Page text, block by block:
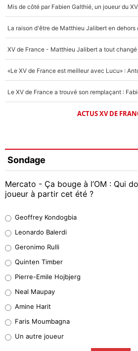
ACTUS XV DE
Sondage
Mercato - Ça bouge à l’OM : Qui
joueur à partir cet été ?
38%
32%
5%
1%
9%
Geoffrey Kondogbia
Leonardo Balerdi
Geronimo Rulli
Quinten Timber
Pierre-Emile Hojbjerg
Neal Maupay
Amine Harit
Faris Moumbagna
Un autre joueur